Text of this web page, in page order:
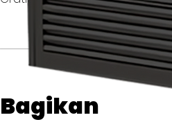
Bagikan